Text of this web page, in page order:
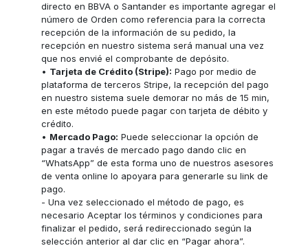
directo en BBVA o Santander es importante agregar el
número de Orden como referencia para la correcta
recepción de la información de su pedido, la
recepción en nuestro sistema será manual una vez
que nos envié el comprobante de depósito.
• Tarjeta de Crédito (Stripe): Pago por medio de
plataforma de terceros Stripe, la recepción del pago
en nuestro sistema suele demorar no más de 15 min,
en este método puede pagar con tarjeta de débito y
crédito.
• Mercado Pago: Puede seleccionar la opción de
pagar a través de mercado pago dando clic en
“WhatsApp” de esta forma uno de nuestros asesores
de venta online lo apoyara para generarle su link de
pago.
- Una vez seleccionado el método de pago, es
necesario Aceptar los términos y condiciones para
finalizar el pedido, será redireccionado según la
selección anterior al dar clic en “Pagar ahora”.